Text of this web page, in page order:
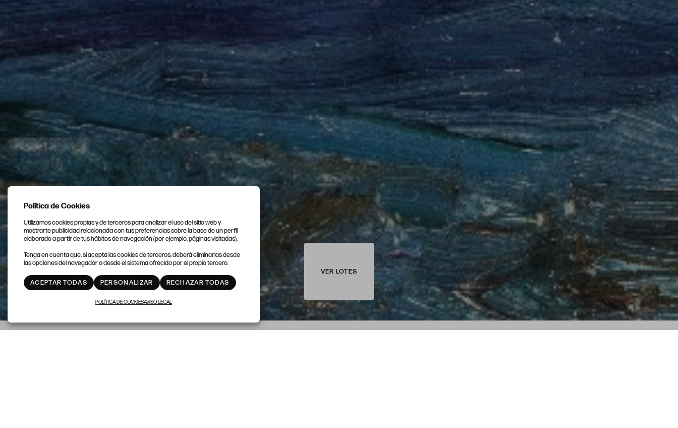
VER LOTES
Política de Cookies
Utilizamos cookies propias y de terceros para analizar el uso del sitio web y
mostrarte publicidad relacionada con tus preferencias sobre la base de un perfil
elaborado a partir de tus hábitos de navegación (por ejemplo, páginas visitadas).
Tenga en cuenta que, si acepta las cookies de terceros, deberá eliminarlas desde
las opciones del navegador o desde el sistema ofrecido por el propio tercero.
ACEPTAR TODAS PERSONALIZAR RECHAZAR TODAS
POLÍTICA DE COOKIESAVISO LEGAL